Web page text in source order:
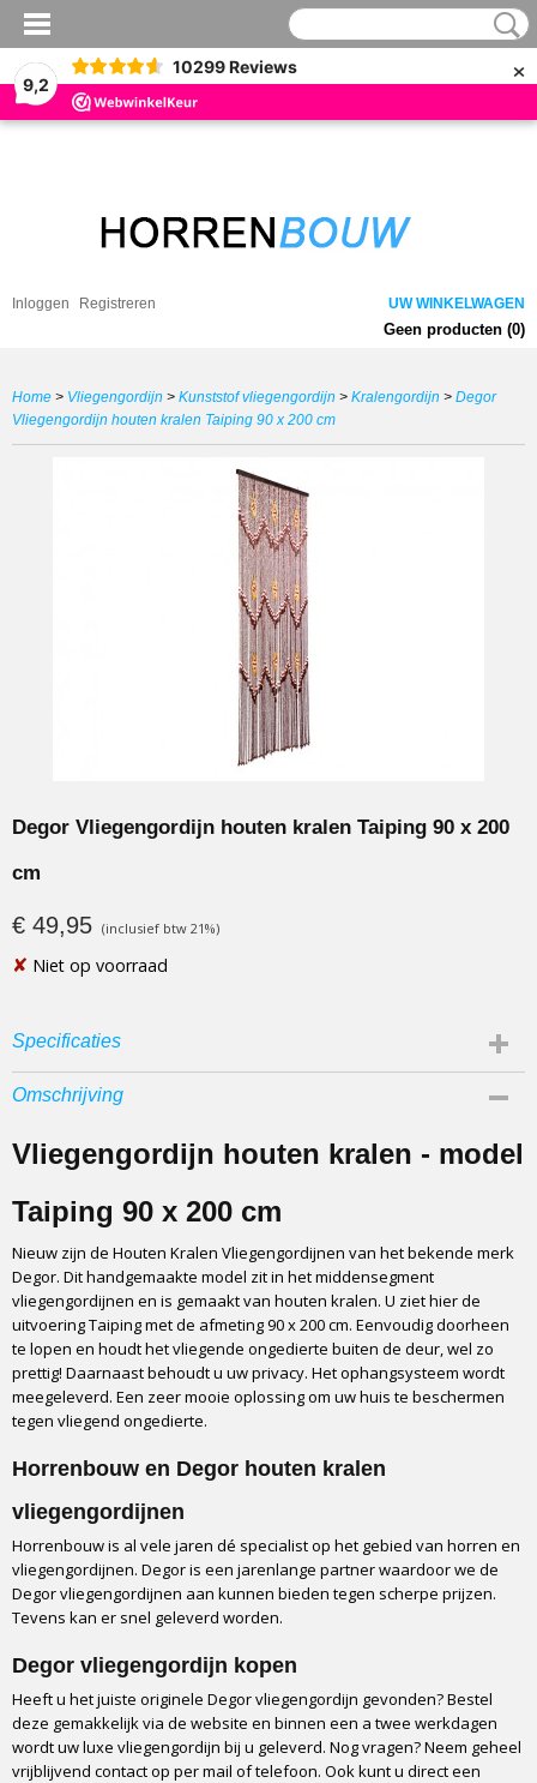
9,2
10299 Reviews ×
Inloggen Registreren UW WINKELWAGEN
Geen producten (0)
Home > Vliegengordijn > Kunststof vliegengordijn > Kralengordijn > Degor
Vliegengordijn houten kralen Taiping 90 x 200 cm
Degor Vliegengordijn houten kralen Taiping 90 x 200
cm
€ 49,95 (inclusief btw 21%)
✘ Niet op voorraad
Specificaties
Afmetingen (l,b,h)
Omschrijving
Vliegengordijn houten kralen - model
Taiping 90 x 200 cm
Nieuw zijn de Houten Kralen Vliegengordijnen van het bekende merk
Degor. Dit handgemaakte model zit in het middensegment
vliegengordijnen en is gemaakt van houten kralen. U ziet hier de
uitvoering Taiping met de afmeting 90 x 200 cm. Eenvoudig doorheen
te lopen en houdt het vliegende ongedierte buiten de deur, wel zo
prettig! Daarnaast behoudt u uw privacy. Het ophangsysteem wordt
meegeleverd. Een zeer mooie oplossing om uw huis te beschermen
tegen vliegend ongedierte.
Horrenbouw en Degor houten kralen
vliegengordijnen
Horrenbouw is al vele jaren dé specialist op het gebied van horren en
vliegengordijnen. Degor is een jarenlange partner waardoor we de
Degor vliegengordijnen aan kunnen bieden tegen scherpe prijzen.
Tevens kan er snel geleverd worden.
Degor vliegengordijn kopen
Heeft u het juiste originele Degor vliegengordijn gevonden? Bestel
deze gemakkelijk via de website en binnen een a twee werkdagen
wordt uw luxe vliegengordijn bij u geleverd. Nog vragen? Neem geheel
vrijblijvend contact op per mail of telefoon. Ook kunt u direct een